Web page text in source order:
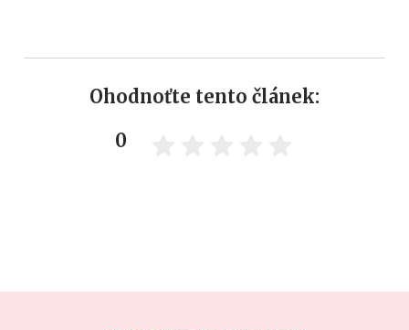
Ohodnoťte tento článek:
0